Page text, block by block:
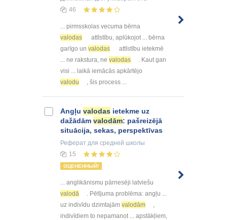
46
... pirmsskolas vecuma bērna
valodas
attīstību, aplūkojot ... bērna
garīgo un valodas
attīstību ietekmē
... ne rakstura, ne valodas
. Kaut gan
visi ... laikā iemācās apkārtējo
valodu
, šis process ...
Angļu valodas ietekme uz
dažādām valodām: pašreizējā
situācija, sekas, perspektīvas
Реферат для средней школы
15
ОЦЕНЕННЫЙ!
... anglikānismu pārnesēji latviešu
valodā
. Pētījuma problēma: angļu ...
uz indivīdu dzimtajām valodām
,
indivīdiem to nepamanot ... apstākļiem,